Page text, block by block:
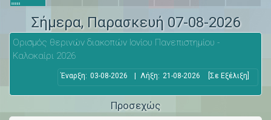
Σήμερα, Παρασκευή 07-08-2026
Ορισμός θερινών διακοπών Ιονίου Πανεπιστημίου -
Καλοκαίρι 2026
Έναρξη: 03-08-2026 | Λήξη: 21-08-2026 [Σε Εξέλιξη]
Προσεχώς